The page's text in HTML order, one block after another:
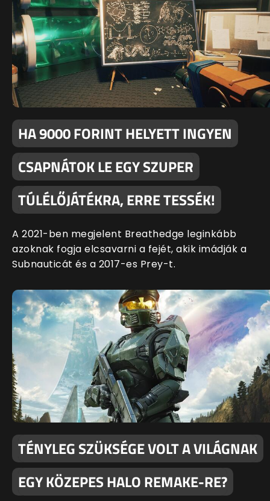
HA 9000 FORINT HELYETT INGYEN
CSAPNÁTOK LE EGY SZUPER
TÚLÉLŐJÁTÉKRA, ERRE TESSÉK!
A 2021-ben megjelent Breathedge leginkább
azoknak fogja elcsavarni a fejét, akik imádják a
Subnauticát és a 2017-es Prey-t.
TÉNYLEG SZÜKSÉGE VOLT A VILÁGNAK
EGY KÖZEPES HALO REMAKE-RE?